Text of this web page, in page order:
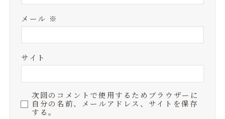
メール ※
サイト
次回のコメントで使用するためブラウザーに
自分の名前、メールアドレス、サイトを保存
する。